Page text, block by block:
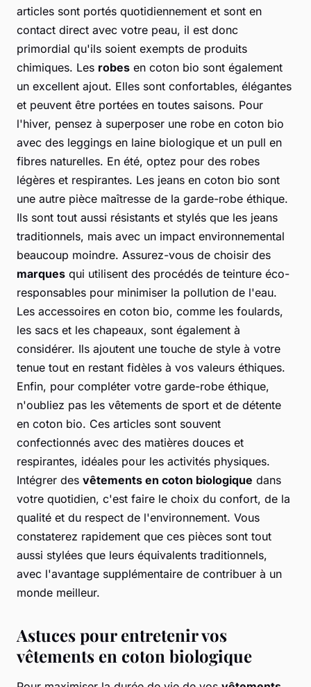
articles sont portés quotidiennement et sont en
contact direct avec votre peau, il est donc
primordial qu'ils soient exempts de produits
chimiques. Les robes en coton bio sont également
un excellent ajout. Elles sont confortables, élégantes
et peuvent être portées en toutes saisons. Pour
l'hiver, pensez à superposer une robe en coton bio
avec des leggings en laine biologique et un pull en
fibres naturelles. En été, optez pour des robes
légères et respirantes. Les jeans en coton bio sont
une autre pièce maîtresse de la garde-robe éthique.
Ils sont tout aussi résistants et stylés que les jeans
traditionnels, mais avec un impact environnemental
beaucoup moindre. Assurez-vous de choisir des
marques qui utilisent des procédés de teinture éco-
responsables pour minimiser la pollution de l'eau.
Les accessoires en coton bio, comme les foulards,
les sacs et les chapeaux, sont également à
considérer. Ils ajoutent une touche de style à votre
tenue tout en restant fidèles à vos valeurs éthiques.
Enfin, pour compléter votre garde-robe éthique,
n'oubliez pas les vêtements de sport et de détente
en coton bio. Ces articles sont souvent
confectionnés avec des matières douces et
respirantes, idéales pour les activités physiques.
Intégrer des vêtements en coton biologique dans
votre quotidien, c'est faire le choix du confort, de la
qualité et du respect de l'environnement. Vous
constaterez rapidement que ces pièces sont tout
aussi stylées que leurs équivalents traditionnels,
avec l'avantage supplémentaire de contribuer à un
monde meilleur.
Astuces pour entretenir vos
vêtements en coton biologique